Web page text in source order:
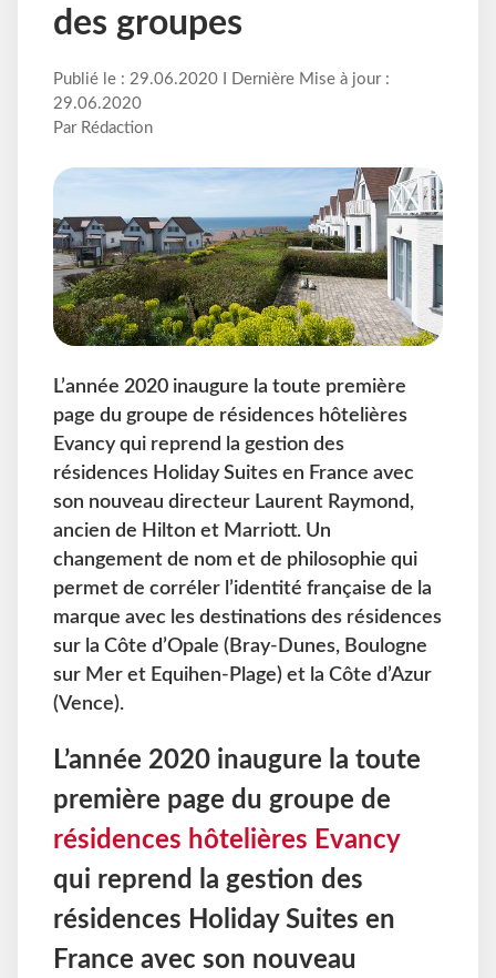
des groupes
Publié le : 29.06.2020 I Dernière Mise à jour :
29.06.2020
Par Rédaction
L’année 2020 inaugure la toute première
page du groupe de résidences hôtelières
Evancy qui reprend la gestion des
résidences Holiday Suites en France avec
son nouveau directeur Laurent Raymond,
ancien de Hilton et Marriott. Un
changement de nom et de philosophie qui
permet de corréler l’identité française de la
marque avec les destinations des résidences
sur la Côte d’Opale (Bray-Dunes, Boulogne
sur Mer et Equihen-Plage) et la Côte d’Azur
(Vence).
L’année 2020 inaugure la toute
première page du groupe de
résidences hôtelières Evancy
qui reprend la gestion des
résidences Holiday Suites en
France avec son nouveau